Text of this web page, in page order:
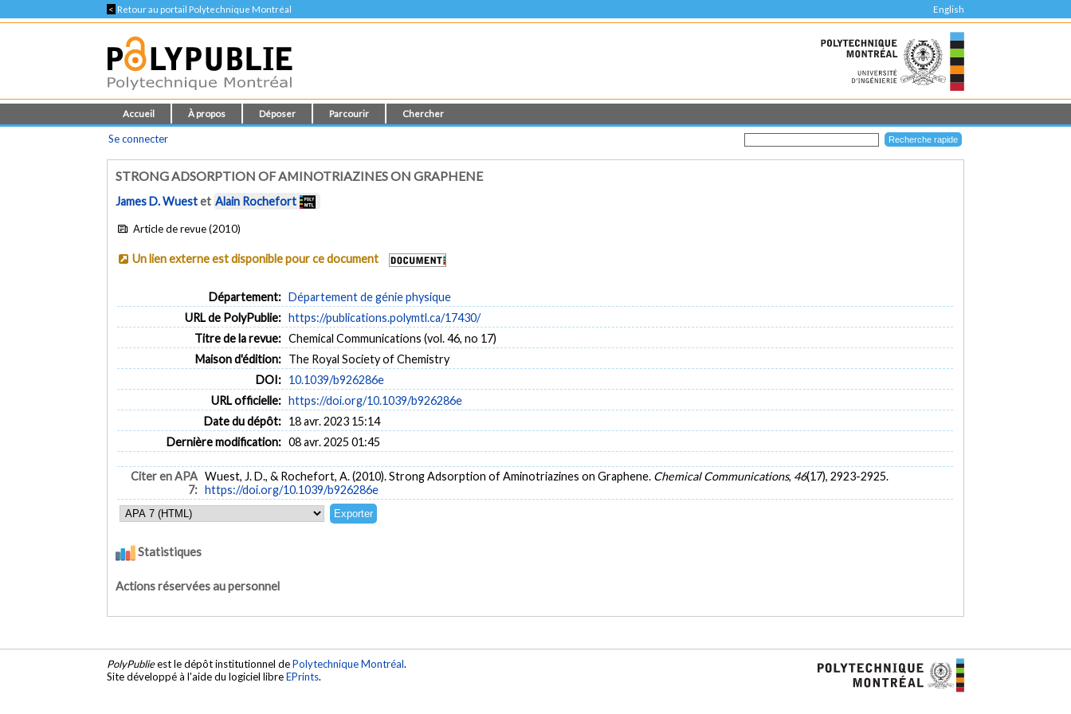
< Retour au portail Polytechnique Montréal English
Accueil À propos Déposer Parcourir Chercher
Se connecter
STRONG ADSORPTION OF AMINOTRIAZINES ON GRAPHENE
James D. Wuestet Alain Rochefort
Article de revue (2010)
Un lien externe est disponible pour ce document
Département: Département de génie physique
URL de PolyPublie: https://publications.polymtl.ca/17430/
Titre de la revue: Chemical Communications (vol. 46, no 17)
Maison d'édition: The Royal Society of Chemistry
DOI: 10.1039/b926286e
URL officielle: https://doi.org/10.1039/b926286e
Date du dépôt: 18 avr. 2023 15:14
Dernière modification: 08 avr. 2025 01:45
Citer en APA
7:
Wuest, J. D., & Rochefort, A. (2010). Strong Adsorption of Aminotriazines on Graphene. Chemical Communications, 46(17), 2923-2925.
https://doi.org/10.1039/b926286e
Statistiques
Actions réservées au personnel
PolyPublieest le dépôt institutionnel dePolytechnique Montréal.
Site développé à l'aide du logiciel libreEPrints.